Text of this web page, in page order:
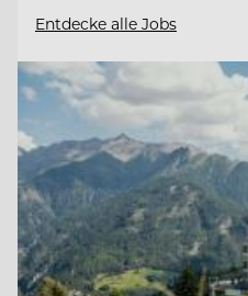
Entdecke alle Jobs